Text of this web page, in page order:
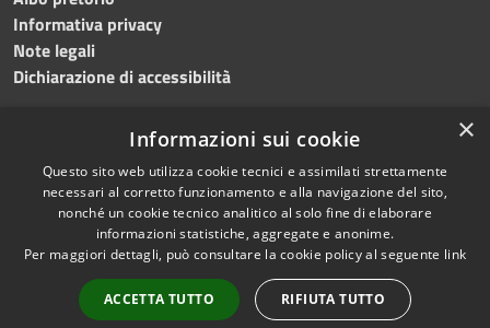
Informativa privacy
Note legali
Dichiarazione di accessibilità
RSS
Accessibilità
Cookie
Mappa del sito
Numeri utili
Copyright © 2024 •
Comune diGrottaminarda
• Powered byMunicipium
•Redazione
×
Informazioni sui cookie
Questo sito web utilizza cookie tecnici e assimilati strettamente
necessari al corretto funzionamento e alla navigazione del sito,
nonché un cookie tecnico analitico al solo fine di elaborare
informazioni statistiche, aggregate e anonime.
Per maggiori dettagli, può consultare la cookie policy al seguente link
ACCETTA TUTTO RIFIUTA TUTTO